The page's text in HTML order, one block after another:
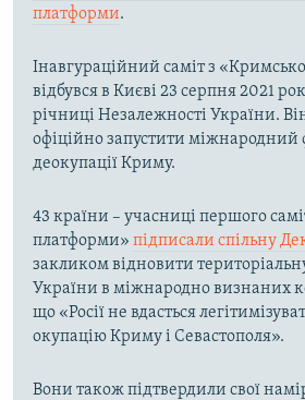
платформи.
Інавгураційний саміт з
відбувся в Києві 23 серпня 2021
річниці Незалежності України.
офіційно запустити міжнародний
деокупації Криму.
43 країни – учасниці першого
платформи» підписали спільну
закликом відновити територіальну
України в міжнародно визнаних
що «Росії не вдасться
окупацію Криму і Севастополя».
Вони також підтвердили свої